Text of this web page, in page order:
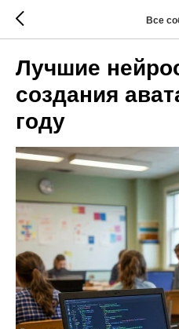
Все
Лучшие
создания
году